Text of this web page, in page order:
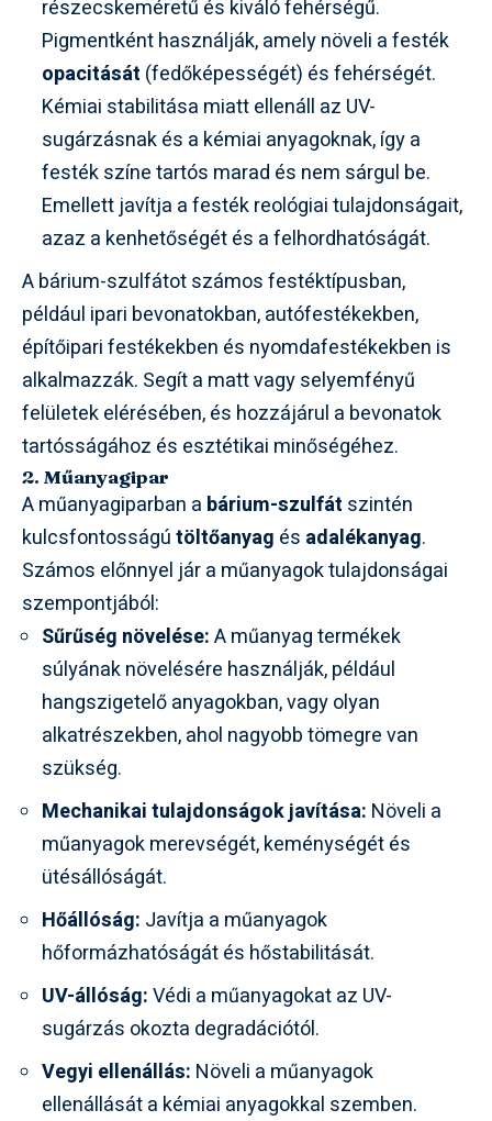
részecskeméretű és kiváló fehérségű.
Pigmentként használják, amely növeli a festék
opacitását (fedőképességét) és fehérségét.
Kémiai stabilitása miatt ellenáll az UV-
sugárzásnak és a kémiai anyagoknak, így a
festék színe tartós marad és nem sárgul be.
Emellett javítja a festék reológiai tulajdonságait,
azaz a kenhetőségét és a felhordhatóságát.
A bárium-szulfátot számos festéktípusban,
például ipari bevonatokban, autófestékekben,
építőipari festékekben és nyomdafestékekben is
alkalmazzák. Segít a matt vagy selyemfényű
felületek elérésében, és hozzájárul a bevonatok
tartósságához és esztétikai minőségéhez.
2. Műanyagipar
A műanyagiparban a bárium-szulfát szintén
kulcsfontosságútöltőanyag és adalékanyag.
Számos előnnyel jár a műanyagok tulajdonságai
szempontjából:
Sűrűség növelése:A műanyag termékek
súlyának növelésére használják, például
hangszigetelő anyagokban, vagy olyan
alkatrészekben, ahol nagyobb tömegre van
szükség.
Mechanikai tulajdonságok javítása: Növeli a
műanyagok merevségét, keménységét és
ütésállóságát.
Hőállóság: Javítja a műanyagok
hőformázhatóságát és hőstabilitását.
UV-állóság:Védi a műanyagokat az UV-
sugárzás okozta degradációtól.
Vegyi ellenállás: Növeli a műanyagok
ellenállását a kémiai anyagokkal szemben.